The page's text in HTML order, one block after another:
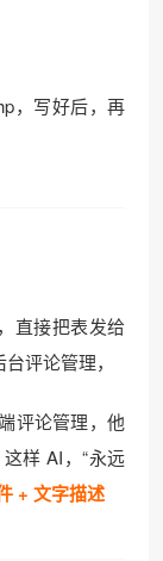
，写好后，再
直接把表发给
评论管理，
评论管理，他
样 AI，“永远
+ 文字描述